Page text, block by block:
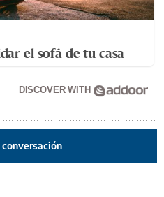
el sofá de tu casa
DISCOVER WITH
conversación